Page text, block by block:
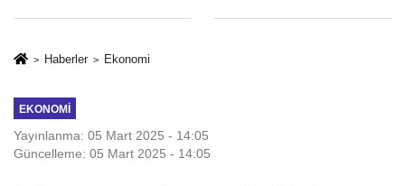
Protokolü
Haberler Ekonomi
EKONOMI
Yayınlanma: 05 Mart 2025 - 14:05
Güncelleme: 05 Mart 2025 - 14:05